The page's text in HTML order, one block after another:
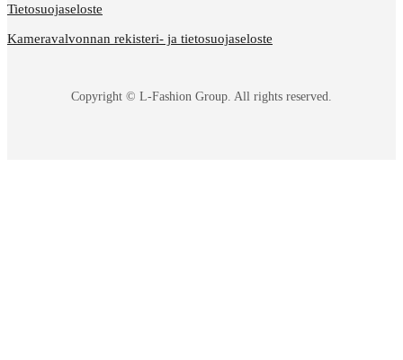
Copyright © L-Fashion Group. All rights reserved.
Tietosuojaseloste
Kameravalvonnan rekisteri- ja tietosuojaseloste